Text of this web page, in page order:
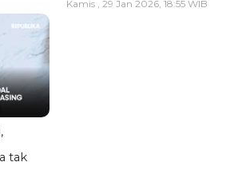
Kamis , 29 Jan 2026, 18:55 WIB
tak